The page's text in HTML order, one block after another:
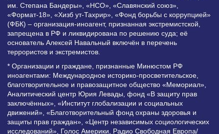
им. Степана Бандеры», «НСО», «Славянский союз»,
«Формат-18», «Хизб ут-Тахрир», «Фонд борьбы с коррупцией»
(ФБК) – организация-иноагент, признанная экстремистской,
запрещена в РФ и ликвидирована по решению суда; её
основатель Алексей Навальный включён в перечень
террористов и экстремистов.
* Организации и граждане, признанные Минюстом РФ
иноагентами: Международное историко-просветительское,
благотворительное и правозащитное общество «Мемориал»,
Аналитический центр Юрия Левады, фонд «В защиту прав
заключённых», «Институт глобализации и социальных
движений», «Благотворительный фонд охраны здоровья и
защиты прав граждан», «Центр независимых социологических
исследований», Голос Америки, Радио Свободная Европа/